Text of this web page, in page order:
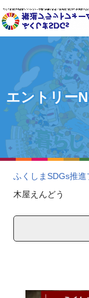
エントリー
ふくしまSDGs推
木屋えんどう